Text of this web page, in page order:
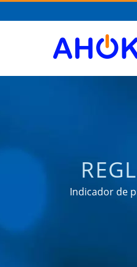
Indicador de
que